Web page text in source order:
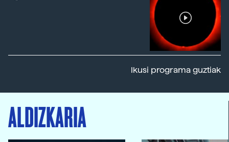
Ikusi programa guztiak
ALDIZKARIA